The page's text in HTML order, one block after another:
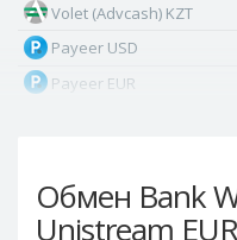
Обмен Bank
Unistream EUR
Volet (Advcash) KZT
Payeer USD
Payeer EUR
Payeer Tether ERC20
(USDT)